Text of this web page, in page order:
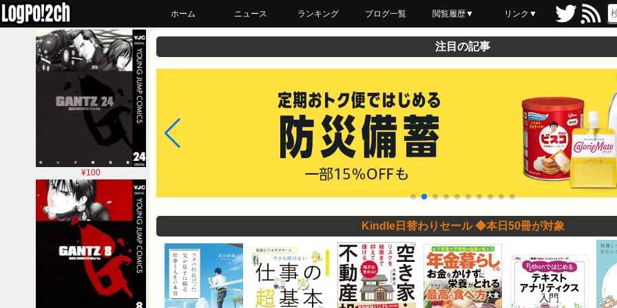
ホーム ニュース ランキング ブログ一覧 閲覧履歴▼
最近読んだ
あとで読む
ブックマーク
リンク▼
¥100
注目の記事
Kindle日替わりセール ◆本日50冊が対象